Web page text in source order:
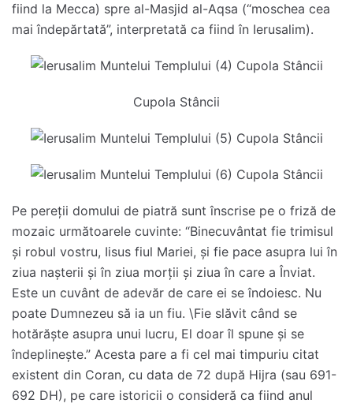
fiind la Mecca) spre al-Masjid al-Aqsa (“moschea cea
mai îndepărtată”, interpretată ca fiind în Ierusalim).
Cupola Stâncii
Pe pereții domului de piatră sunt înscrise pe o friză de
mozaic următoarele cuvinte: “Binecuvântat fie trimisul
și robul vostru, Iisus fiul Mariei, și fie pace asupra lui în
ziua nașterii și în ziua morții și ziua în care a Înviat.
Este un cuvânt de adevăr de care ei se îndoiesc. Nu
poate Dumnezeu să ia un fiu. \Fie slăvit când se
hotărăște asupra unui lucru, El doar îl spune și se
îndeplinește.” Acesta pare a fi cel mai timpuriu citat
existent din Coran, cu data de 72 după Hijra (sau 691-
692 DH), pe care istoricii o consideră ca fiind anul